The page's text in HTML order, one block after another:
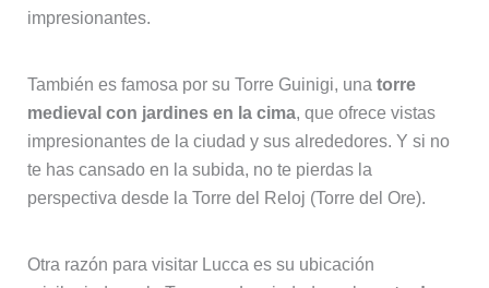
impresionantes.
También es famosa por su Torre Guinigi, una torre
medieval con jardines en la cima, que ofrece vistas
impresionantes de la ciudad y sus alrededores. Y si no
te has cansado en la subida, no te pierdas la
perspectiva desde la Torre del Reloj (Torre del Ore).
Otra razón para visitar Lucca es su ubicación